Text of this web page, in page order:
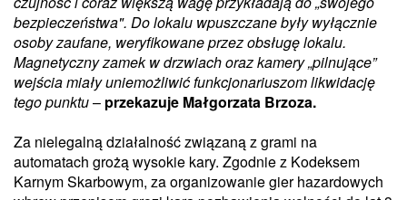
bezpieczeństwa". Do lokalu wpuszczane były wyłącznie
osoby zaufane, weryfikowane przez obsługę lokalu.
Magnetyczny zamek w drzwiach oraz kamery „pilnujące”
wejścia miały uniemożliwić funkcjonariuszom likwidację
tego punktu– przekazuje Małgorzata Brzoza.
Za nielegalną działalność związaną z grami na
automatach grożą wysokie kary. Zgodnie z Kodeksem
Karnym Skarbowym, za organizowanie gier hazardowych